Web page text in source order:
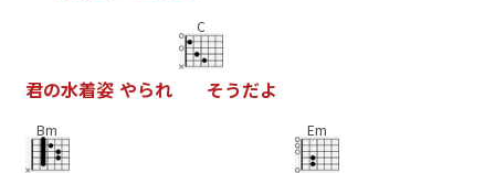
君の水着姿 やられ
C
そうだよ
Bm Em